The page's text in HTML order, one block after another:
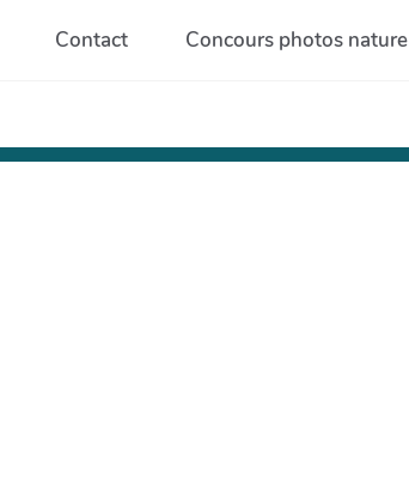
Contact Concours photos nature